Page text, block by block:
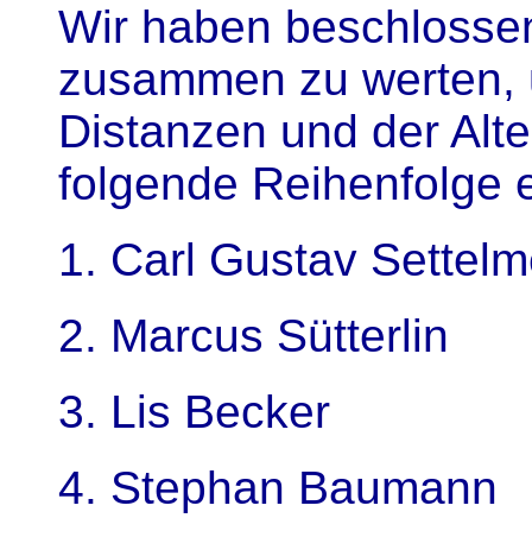
Wir haben
zusammen zu
Distanzen und der
folgende Reihenfolge
1. Carl Gustav
2. Marcus
3. Lis
4. Stephan